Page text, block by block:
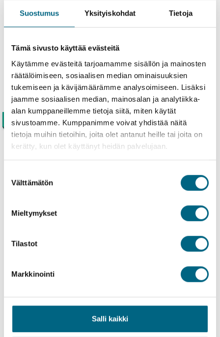
Suostumus Yksityiskohdat Tietoja
Tämä sivusto käyttää evästeitä
Käytämme evästeitä tarjoamamme sisällön ja mainosten
räätälöimiseen, sosiaalisen median ominaisuuksien
tukemiseen ja kävijämäärämme analysoimiseen. Lisäksi
jaamme sosiaalisen median, mainosalan ja analytiikka-
alan kumppaneillemme tietoja siitä, miten käytät
sivustoamme. Kumppanimme voivat yhdistää näitä
tietoja muihin tietoihin, joita olet antanut heille tai joita on
kerätty, kun olet käyttänyt heidän palvelujaan.
valinta
Välttämätön
Mieltymykset
Tilastot
Markkinointi
Salli kaikki
Yhden ja kahden hengen hytti 2. kansi
Yhden ja kahden hengen hytti 1. kansi
Kahden-kolmen hengen hytti 1. kansi
Jokiristeilyt Rein Mosel Tarjous Oma laiva
Matkan kesto 7 yötä
Alk. 2295,00 € TUTUSTU